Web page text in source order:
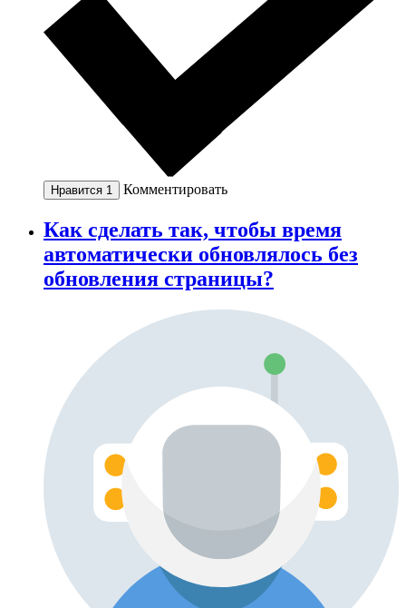
Нравится 1 Комментировать
Как сделать так, чтобы время
автоматически обновлялось без
обновления страницы?